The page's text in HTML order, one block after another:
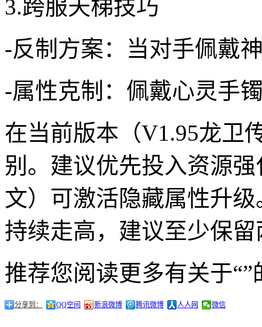
3.跨服天梯技巧
-反制方案：当对手佩戴
-属性克制：佩戴心灵手
在当前版本（V1.95龙卫
别。建议优先投入资源
文）可激活隐藏属性升
持续走高，建议至少保
推荐您阅读更多有关于“”
分享到： QQ空间 新浪微博 腾讯微博 人人网 微信